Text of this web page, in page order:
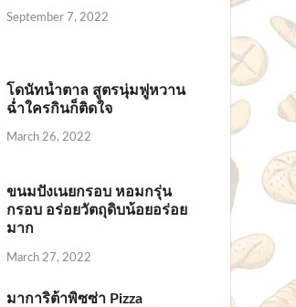
September 7, 2022
โดนัทน้ำตาล สูตรนุ่มฟูหวาน
ฉ่ำใครกินก็ติดใจ
March 26, 2022
ขนมปังเนยกรอบ หอมกรุ่น
กรอบ อร่อยวัตถุดิบน้อยอร่อย
มาก
March 27, 2022
มาการิต้าพิซซ่า Pizza